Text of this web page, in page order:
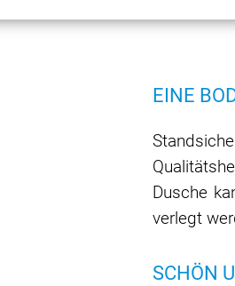
EINE
Dusche
verlegt
SCHÖN